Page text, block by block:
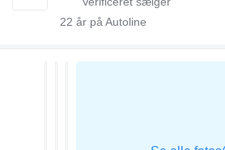
22 år på Autoline